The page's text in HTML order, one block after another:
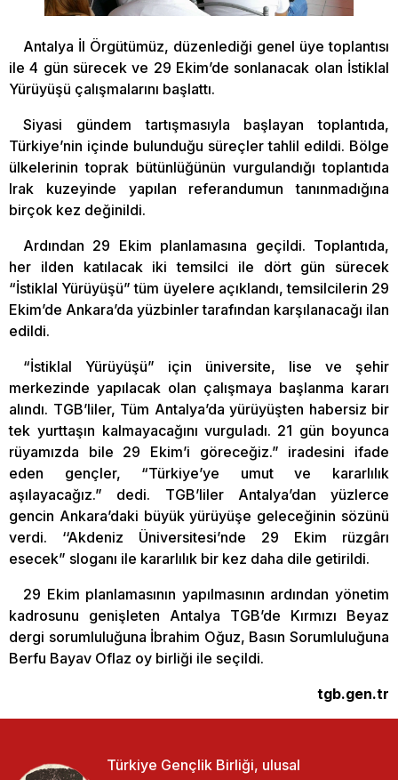
Antalya İl Örgütümüz, düzenlediği genel üye toplantısı
ile 4 gün sürecek ve 29 Ekim’de sonlanacak olan İstiklal
Yürüyüşü çalışmalarını başlattı.
Siyasi gündem tartışmasıyla başlayan toplantıda,
Türkiye’nin içinde bulunduğu süreçler tahlil edildi. Bölge
ülkelerinin toprak bütünlüğünün vurgulandığı toplantıda
Irak kuzeyinde yapılan referandumun tanınmadığına
birçok kez değinildi.
Ardından 29 Ekim planlamasına geçildi. Toplantıda,
her ilden katılacak iki temsilci ile dört gün sürecek
“İstiklal Yürüyüşü” tüm üyelere açıklandı, temsilcilerin 29
Ekim’de Ankara’da yüzbinler tarafından karşılanacağı ilan
edildi.
“İstiklal Yürüyüşü” için üniversite, lise ve şehir
merkezinde yapılacak olan çalışmaya başlanma kararı
alındı. TGB’liler, Tüm Antalya’da yürüyüşten habersiz bir
tek yurttaşın kalmayacağını vurguladı. 21 gün boyunca
rüyamızda bile 29 Ekim’i göreceğiz.” iradesini ifade
eden gençler, “Türkiye’ye umut ve kararlılık
aşılayacağız.” dedi. TGB’liler Antalya’dan yüzlerce
gencin Ankara’daki büyük yürüyüşe geleceğinin sözünü
verdi. ‘‘Akdeniz Üniversitesi’nde 29 Ekim rüzgârı
esecek” sloganı ile kararlılık bir kez daha dile getirildi.
29 Ekim planlamasının yapılmasının ardından yönetim
kadrosunu genişleten Antalya TGB’de Kırmızı Beyaz
dergi sorumluluğuna İbrahim Oğuz, Basın Sorumluluğuna
Berfu Bayav Oflaz oy birliği ile seçildi.
tgb.gen.tr
Türkiye Gençlik Birliği, ulusal